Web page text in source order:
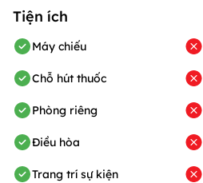
Tiện ích
Máy chiếu
Chỗ hút thuốc
Phòng riêng
Điều hòa
Trang trí sự kiện